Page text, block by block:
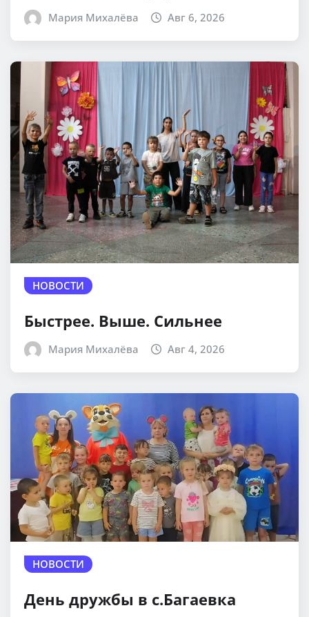
Мария Михалёва Авг 6, 2026
НОВОСТИ
Быстрее. Выше. Сильнее
Мария Михалёва Авг 4, 2026
НОВОСТИ
День дружбы в с.Багаевка